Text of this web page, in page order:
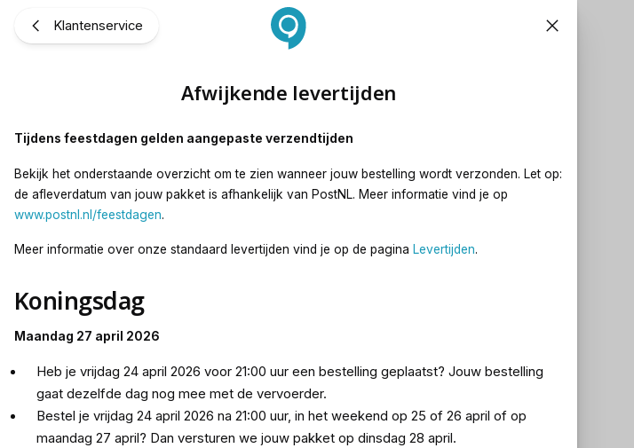
Klantenservice Afwijkende levertijden
Afwijkende levertijden
Tijdens feestdagen gelden aangepaste verzendtijden
Bekijk het onderstaande overzicht om te zien wanneer jouw bestelling wordt verzonden. Let op:
de afleverdatum van jouw pakket is afhankelijk van PostNL. Meer informatie vind je op
www.postnl.nl/feestdagen.
Meer informatie over onze standaard levertijden vind je op de pagina Levertijden.
Koningsdag
Maandag 27 april 2026
Heb je vrijdag 24 april 2026 voor 21:00 uur een bestelling geplaatst? Jouw bestelling
gaat dezelfde dag nog mee met de vervoerder.
Bestel je vrijdag 24 april 2026 na 21:00 uur, in het weekend op 25 of 26 april of op
maandag 27 april? Dan versturen we jouw pakket op dinsdag 28 april.